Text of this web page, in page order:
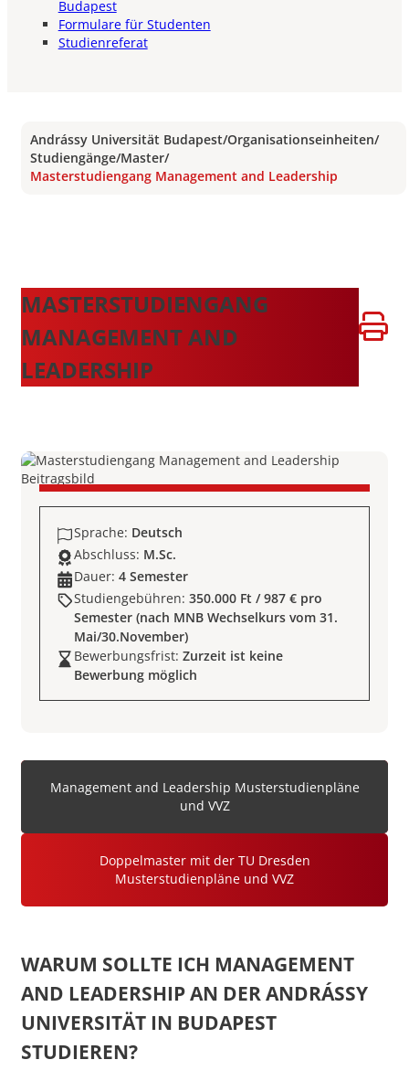
Budapest
Formulare für Studenten
Studienreferat
Andrássy Universität Budapest/Organisationseinheiten/
Studiengänge/Master/
Masterstudiengang Management and Leadership
MASTERSTUDIENGANG
MANAGEMENT AND
LEADERSHIP
Sprache: Deutsch
Abschluss: M.Sc.
Dauer: 4 Semester
Studiengebühren: 350.000 Ft / 987 € pro
Semester (nach MNB Wechselkurs vom 31.
Mai/30.November)
Bewerbungsfrist: Zurzeit ist keine
Bewerbung möglich
Management and Leadership Musterstudienpläne
und VVZ
Doppelmaster mit der TU Dresden
Musterstudienpläne und VVZ
WARUM SOLLTE ICH MANAGEMENT
AND LEADERSHIP AN DER ANDRÁSSY
UNIVERSITÄT IN BUDAPEST
STUDIEREN?